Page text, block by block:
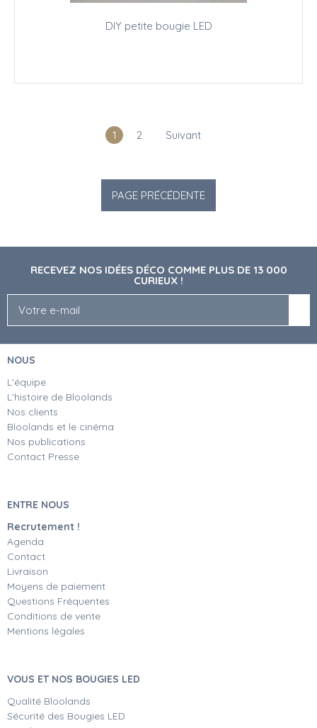
DIY petite bougie LED
1 2 Suivant
RECEVEZ NOS IDÉES DÉCO COMME PLUS DE 13 000
CURIEUX !
NOUS
L'équipe
L'histoire de Bloolands
Nos clients
Bloolands et le cinéma
Nos publications
Contact Presse
ENTRE NOUS
Recrutement !
Agenda
Contact
Livraison
Moyens de paiement
Questions Fréquentes
Conditions de vente
Mentions légales
VOUS ET NOS BOUGIES LED
Qualité Bloolands
Sécurité des Bougies LED